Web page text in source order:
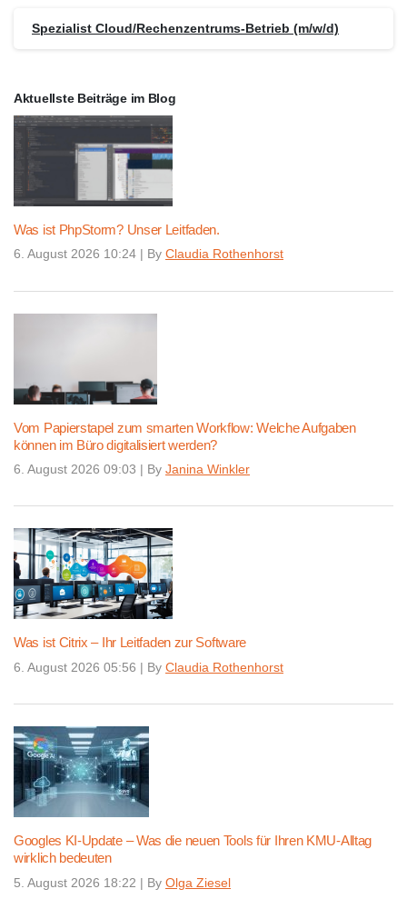
Spezialist Cloud/Rechenzentrums-Betrieb (m/w/d)
Aktuellste Beiträge im Blog
Was ist PhpStorm? Unser Leitfaden.
6. August 2026 10:24 | By Claudia Rothenhorst
Vom Papierstapel zum smarten Workflow: Welche Aufgaben
können im Büro digitalisiert werden?
6. August 2026 09:03 | By Janina Winkler
Was ist Citrix – Ihr Leitfaden zur Software
6. August 2026 05:56 | By Claudia Rothenhorst
Googles KI-Update – Was die neuen Tools für Ihren KMU-Alltag
wirklich bedeuten
5. August 2026 18:22 | By Olga Ziesel